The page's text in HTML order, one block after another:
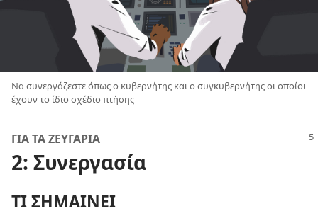
Να συνεργάζεστε όπως ο κυβερνήτης και ο συγκυβερνήτης οι οποίοι
έχουν το ίδιο σχέδιο πτήσης
ΓΙΑ ΤΑ ΖΕΥΓΑΡΙΑ
2: Συνεργασία
ΤΙ ΣΗΜΑΙΝΕΙ